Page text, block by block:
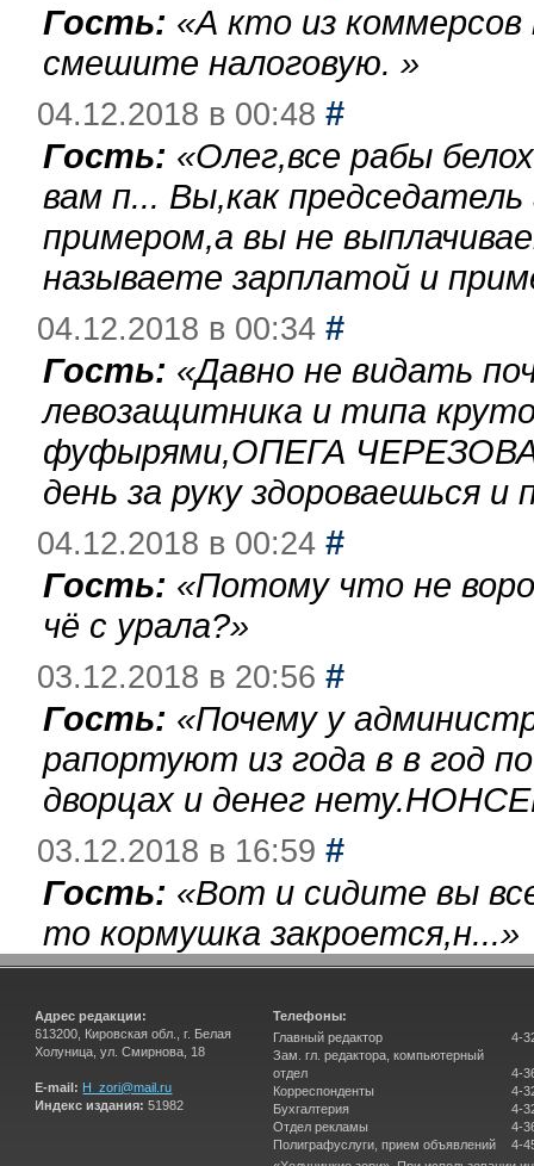
Гость: «А кто из
смешите налоговую. »
04.12.2018 в 00:48 #
Гость: «Олег,все рабы
вам п... Вы,как
примером,а вы не
называете зарплатой и
04.12.2018 в 00:34 #
Гость: «Давно не видать
левозащитника и типа
фуфырями,ОПЕГА
день за руку здороваешься
04.12.2018 в 00:24 #
Гость: «Потому что не
чё с урала?»
03.12.2018 в 20:56 #
Гость: «Почему у
рапортуют из года в в год
дворцах и денег
03.12.2018 в 16:59 #
Гость: «Вот и сидите вы
то кормушка закроется,н...»
Адрес редакции:
613200, Кировская обл., г. Белая
Холуница, ул. Смирнова, 18
E-mail: H_zori@mail.ru
Индекс издания: 51982
Телефоны:
Главный редактор
Зам. гл. редактора, компьютерный
отдел
Корреспонденты
Бухгалтерия
Отдел рекламы
Полиграфуслуги, прием объявлений
4-
4-
4-
4-
4-
4-